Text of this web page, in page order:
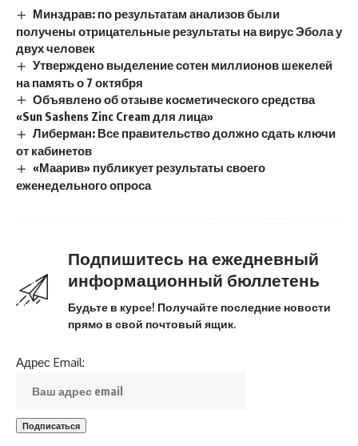
Минздрав: по результатам анализов были
получены отрицательные результаты на вирус Эбола у
двух человек
Утверждено выделение сотен миллионов шекелей
на память о 7 октября
Объявлено об отзыве косметического средства
«Sun Sashens Zinc Cream для лица»
Либерман: Все правительство должно сдать ключи
от кабинетов
«Маарив» публикует результаты своего
еженедельного опроса
Подпишитесь на ежедневный
информационный бюллетень
Будьте в курсе! Получайте последние новости
прямо в свой почтовый ящик.
Адрес Email: